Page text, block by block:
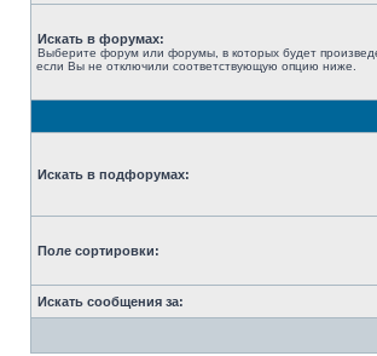
Искать в форумах:
Выберите форум или форумы, в которых будет
если Вы не отключили соответствующую опцию ниже.
Искать в подфорумах:
Поле сортировки:
Искать сообщения за: